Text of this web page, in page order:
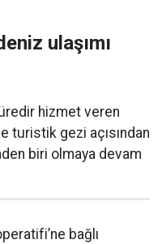
ulaşımı
hizmet veren
turistik gezi açısından
biri olmaya devam
bağlı